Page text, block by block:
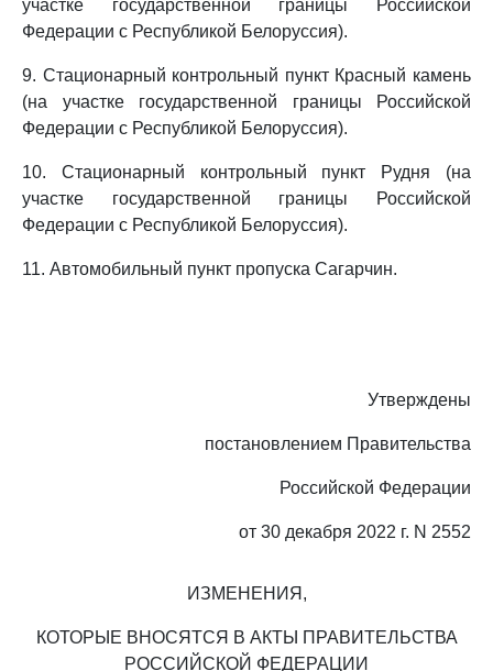
участке государственной границы Российской
Федерации с Республикой Белоруссия).
9. Стационарный контрольный пункт Красный камень
(на участке государственной границы Российской
Федерации с Республикой Белоруссия).
10. Стационарный контрольный пункт Рудня (на
участке государственной границы Российской
Федерации с Республикой Белоруссия).
11. Автомобильный пункт пропуска Сагарчин.
Утверждены
постановлением Правительства
Российской Федерации
от 30 декабря 2022 г. N 2552
ИЗМЕНЕНИЯ,
КОТОРЫЕ ВНОСЯТСЯ В АКТЫ ПРАВИТЕЛЬСТВА
РОССИЙСКОЙ ФЕДЕРАЦИИ